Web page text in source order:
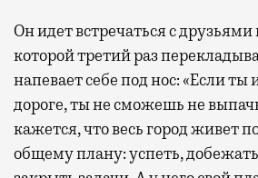
Он идет встречаться с
которой третий раз
напевает себе под нос: «Если
дороге, ты не сможешь не
кажется, что весь город живет
общему плану: успеть,